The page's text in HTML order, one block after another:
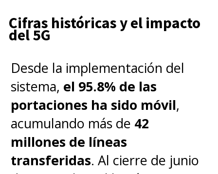
Cifras históricas y el impacto
del 5G
Desde la implementación del
sistema, el 95.8% de las
portaciones ha sido móvil,
acumulando más de 42
millones de líneas
transferidas. Al cierre de junio